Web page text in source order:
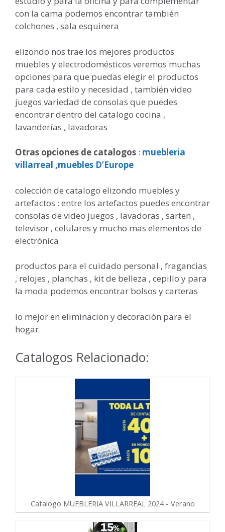
con la cama podemos encontrar también
colchones , sala esquinera
elizondo nos trae los mejores productos
muebles y electrodomésticos veremos muchas
opciones para que puedas elegir el productos
para cada estilo y necesidad , también video
juegos variedad de consolas que puedes
encontrar dentro del catalogo cocina ,
lavanderías , lavadoras
Otras opciones de catalogos : muebleria
villarreal ,muebles D’Europe
colección de catalogo elizondo muebles y
artefactos : entre los artefactos puedes encontrar
consolas de video juegos , lavadoras , sarten ,
televisor , celulares y mucho mas elementos de
electrónica
productos para el cuidado personal , fragancias
, relojes , planchas , kit de belleza , cepillo y para
la moda podemos encontrar bolsos y carteras
lo mejor en eliminacion y decoración para el
hogar
Catalogos Relacionado:
Catalogo MUEBLERIA VILLARREAL 2024 - Verano